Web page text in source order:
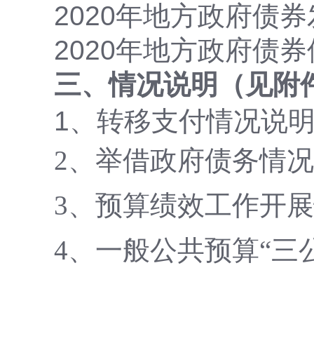
2020年地方政府债
2020年地方政府债
三、情况说明（见附
1、转移支付情况说
2、举借政府债务情
3、预算绩效工作开
4、一般公共预算“三